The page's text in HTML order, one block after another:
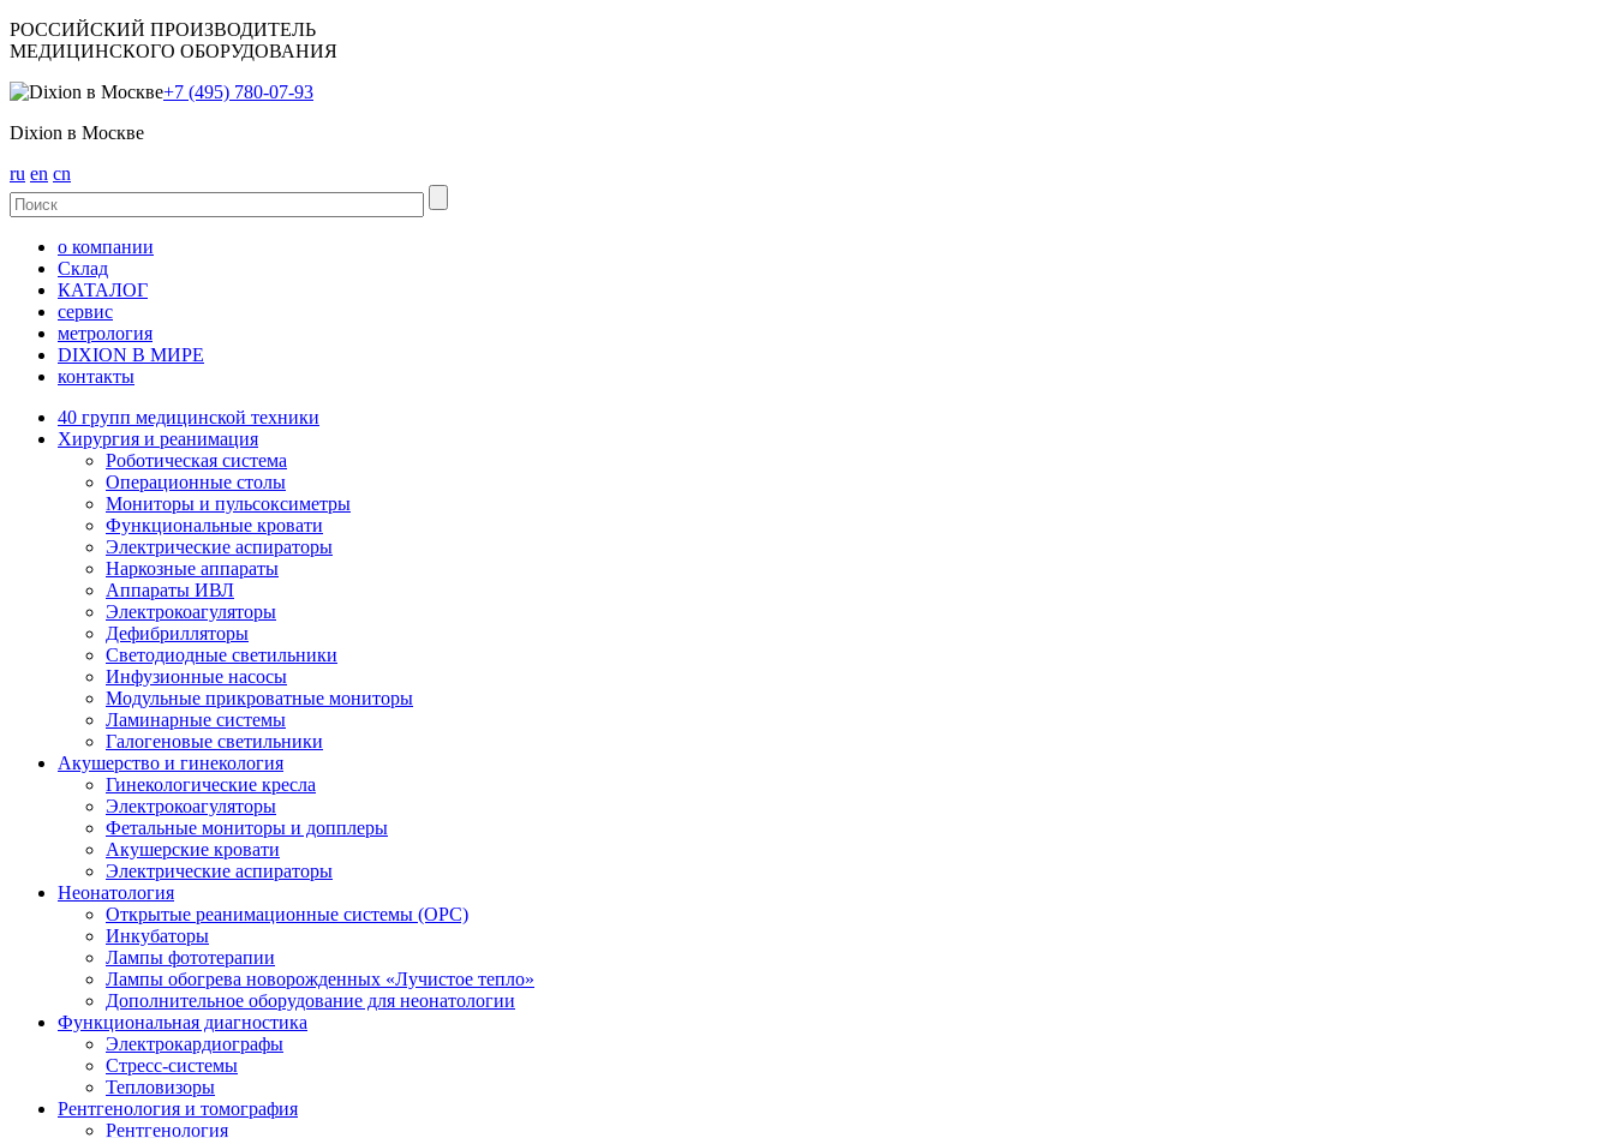
РОССИЙСКИЙ ПРОИЗВОДИТЕЛЬ
МЕДИЦИНСКОГО ОБОРУДОВАНИЯ
+7 (495) 780-07-93
Dixion в Москве
ru en cn
о компании
Склад
КАТАЛОГ
сервис
метрология
DIXION В МИРЕ
контакты
40 групп медицинской техники
Хирургия и реанимация
Роботическая система
Операционные столы
Мониторы и пульсоксиметры
Функциональные кровати
Электрические аспираторы
Наркозные аппараты
Аппараты ИВЛ
Электрокоагуляторы
Дефибрилляторы
Светодиодные светильники
Инфузионные насосы
Модульные прикроватные мониторы
Ламинарные системы
Галогеновые светильники
Акушерство и гинекология
Гинекологические кресла
Электрокоагуляторы
Фетальные мониторы и допплеры
Акушерские кровати
Электрические аспираторы
Неонатология
Открытые реанимационные системы (ОРС)
Инкубаторы
Лампы фототерапии
Лампы обогрева новорожденных «Лучистое тепло»
Дополнительное оборудование для неонатологии
Функциональная диагностика
Электрокардиографы
Стресс-системы
Тепловизоры
Рентгенология и томография
Рентгенология